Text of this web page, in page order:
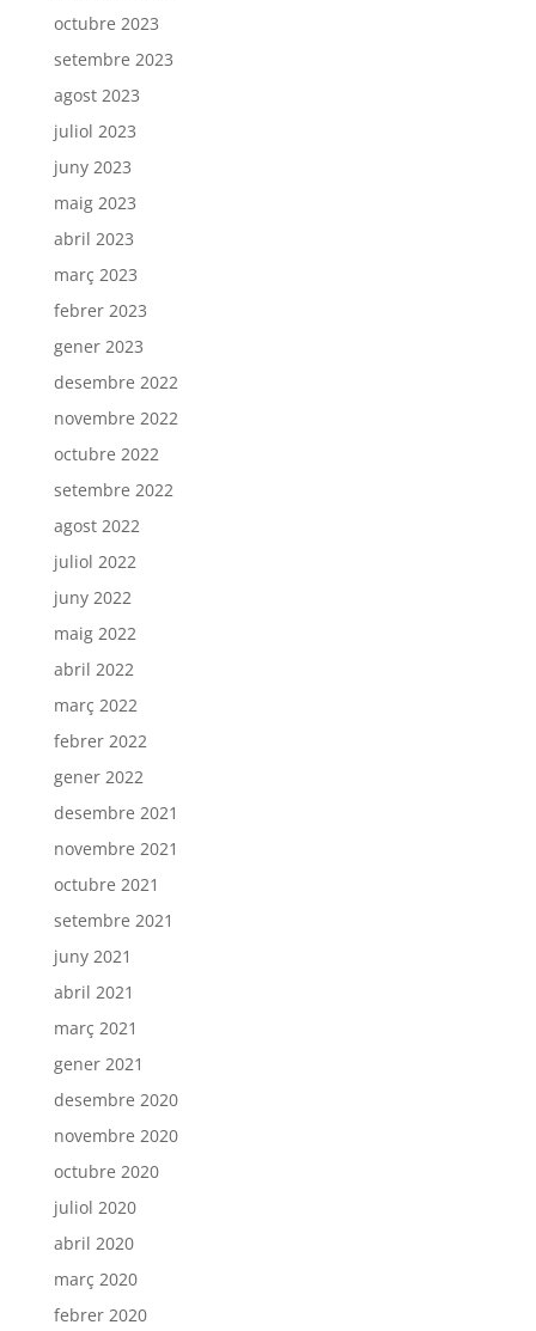
octubre 2023
setembre 2023
agost 2023
juliol 2023
juny 2023
maig 2023
abril 2023
març 2023
febrer 2023
gener 2023
desembre 2022
novembre 2022
octubre 2022
setembre 2022
agost 2022
juliol 2022
juny 2022
maig 2022
abril 2022
març 2022
febrer 2022
gener 2022
desembre 2021
novembre 2021
octubre 2021
setembre 2021
juny 2021
abril 2021
març 2021
gener 2021
desembre 2020
novembre 2020
octubre 2020
juliol 2020
abril 2020
març 2020
febrer 2020